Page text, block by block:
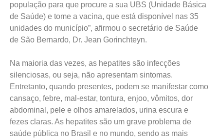
população para que procure a sua UBS (Unidade Básica
de Saúde) e tome a vacina, que está disponível nas 35
unidades do município”, afirmou o secretário de Saúde
de São Bernardo, Dr. Jean Gorinchteyn.
Na maioria das vezes, as hepatites são infecções
silenciosas, ou seja, não apresentam sintomas.
Entretanto, quando presentes, podem se manifestar como
cansaço, febre, mal-estar, tontura, enjoo, vômitos, dor
abdominal, pele e olhos amarelados, urina escura e
fezes claras. As hepatites são um grave problema de
saúde pública no Brasil e no mundo, sendo as mais